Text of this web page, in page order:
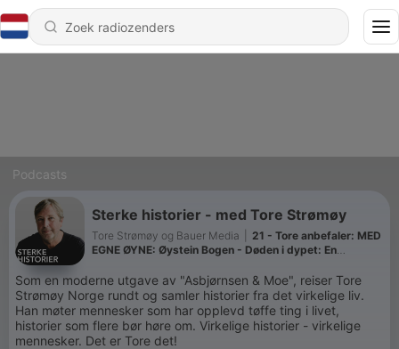
Podcasts
Sterke historier - med Tore Strømøy
Tore Strømøy og Bauer Media
21 - Tore anbefaler: MED
EGNE ØYNE: Øystein Bogen - Døden i dypet: En
Som en moderne utgave av "Asbjørnsen & Moe", reiser Tore
Strømøy Norge rundt og samler historier fra det virkelige liv.
Han møter mennesker som har opplevd tøffe ting i livet,
historier som flere bør høre om. Virkelige historier - virkelige
mennesker. Det er Tore det!